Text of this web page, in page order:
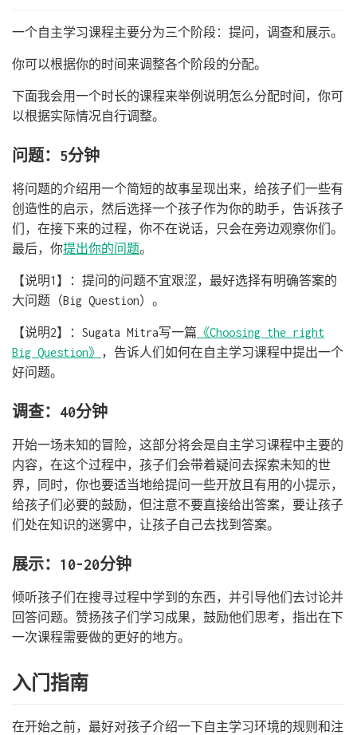
一个自主学习课程主要分为三个阶段：提问，调查和展示。
你可以根据你的时间来调整各个阶段的分配。
下面我会用一个时长的课程来举例说明怎么分配时间，你可
以根据实际情况自行调整。
问题：5分钟
将问题的介绍用一个简短的故事呈现出来，给孩子们一些有
创造性的启示，然后选择一个孩子作为你的助手，告诉孩子
们，在接下来的过程，你不在说话，只会在旁边观察你们。
最后，你提出你的问题。
【说明1】：提问的问题不宜艰涩，最好选择有明确答案的
大问题（Big Question）。
【说明2】：Sugata Mitra写一篇 《Choosing the right
Big Question》 ，告诉人们如何在自主学习课程中提出一个
好问题。
调查：40分钟
开始一场未知的冒险，这部分将会是自主学习课程中主要的
内容，在这个过程中，孩子们会带着疑问去探索未知的世
界，同时，你也要适当地给提问一些开放且有用的小提示，
给孩子们必要的鼓励，但注意不要直接给出答案，要让孩子
们处在知识的迷雾中，让孩子自己去找到答案。
展示：10-20分钟
倾听孩子们在搜寻过程中学到的东西，并引导他们去讨论并
回答问题。赞扬孩子们学习成果，鼓励他们思考，指出在下
一次课程需要做的更好的地方。
入门指南
在开始之前，最好对孩子介绍一下自主学习环境的规则和注